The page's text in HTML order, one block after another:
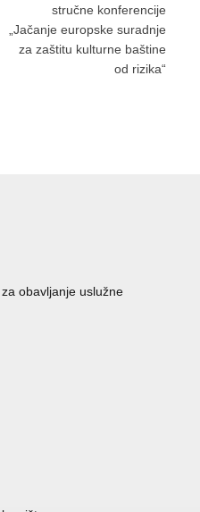
stručne konferencije
„Jačanje europske suradnje
za zaštitu kulturne baštine
od rizika“
obavljanje uslužne